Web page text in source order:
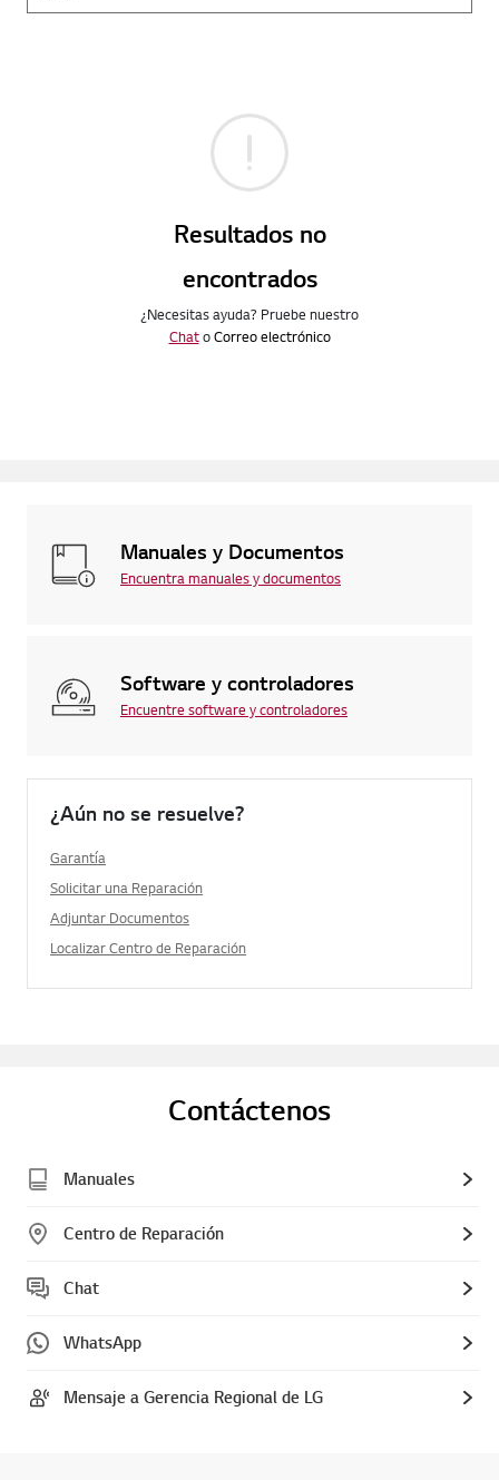
Resultados no
encontrados
¿Necesitas ayuda? Pruebe nuestro
ChatoCorreo electrónico
Manuales y Documentos
Encuentra manuales y documentos
Software y controladores
Encuentre software y controladores
¿Aún no se resuelve?
Garantía
Solicitar una Reparación
Adjuntar Documentos
Localizar Centro de Reparación
Contáctenos
Manuales
Centro de Reparación
Chat
WhatsApp
Mensaje a Gerencia Regional de LG